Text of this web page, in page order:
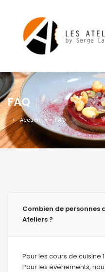
FAQ
Accueil » FAQ
Combien de personnes
Ateliers ?
Pour les cours de cuisine
Pour les événements,